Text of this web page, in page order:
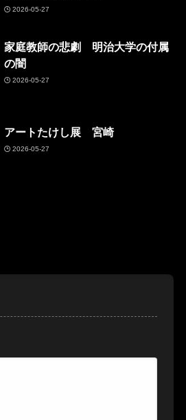
2026-05-27
家庭教師の悲劇 明治大学の付属
の闇
2026-05-27
アートたけし展 宮崎
2026-05-27